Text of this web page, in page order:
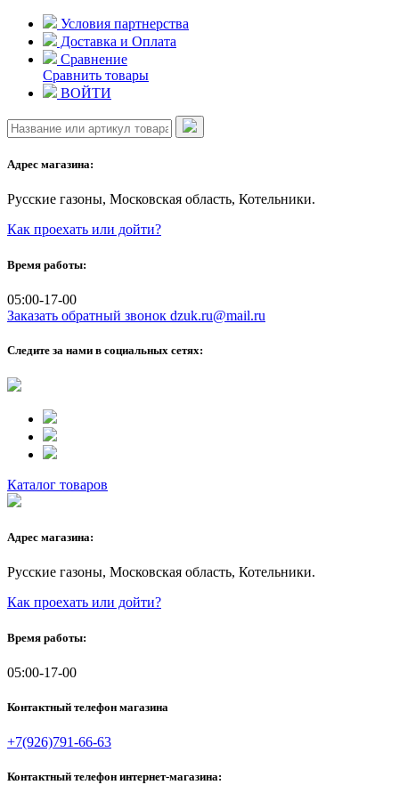
Skip
content
Условия партнерства
Доставка и Оплата
Сравнение
Сравнить товары
ВОЙТИ
Адрес магазина:
Русские газоны, Московская область, Котельники.
Как проехать или дойти?
Время работы:
05:00-17-00
Заказать обратный звонок dzuk.ru@mail.ru
Следите за нами в социальных сетях:
Каталог товаров
Адрес магазина:
Русские газоны, Московская область, Котельники.
Как проехать или дойти?
Время работы:
05:00-17-00
Контактный телефон магазина
+7(926)791-66-63
Контактный телефон интернет-магазина: